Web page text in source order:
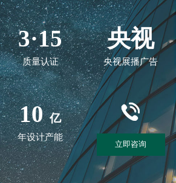
3·15
质量认证
央视
央视展播广告
10 亿
年设计产能
立即咨询